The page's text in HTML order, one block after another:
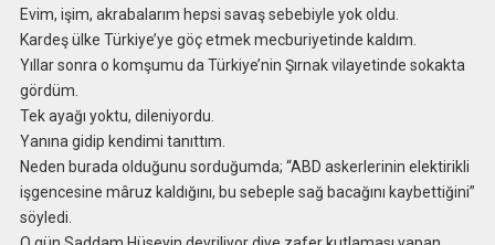
Evim, işim, akrabalarım hepsi savaş sebebiyle yok oldu.
Kardeş ülke Türkiye’ye göç etmek mecburiyetinde kaldım.
Yıllar sonra o komşumu da Türkiye’nin Şırnak vilayetinde sokakta
gördüm.
Tek ayağı yoktu, dileniyordu.
Yanına gidip kendimi tanıttım.
Neden burada olduğunu sorduğumda; “ABD askerlerinin elektirikli
işgencesine mâruz kaldığını, bu sebeple sağ bacağını kaybettiğini”
söyledi.